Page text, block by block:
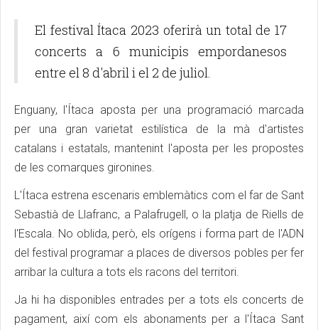
El festival Ítaca 2023 oferirà un total de 17
concerts a 6 municipis empordanesos
entre el 8 d'abril i el 2 de juliol.
Enguany, l'Ítaca aposta per una programació marcada
per una gran varietat estilística de la mà d'artistes
catalans i estatals, mantenint l'aposta per les propostes
de les comarques gironines.
L'Ítaca estrena escenaris emblemàtics com el far de Sant
Sebastià de Llafranc, a Palafrugell, o la platja de Riells de
l'Escala. No oblida, però, els orígens i forma part de l'ADN
del festival programar a places de diversos pobles per fer
arribar la cultura a tots els racons del territori.
Ja hi ha disponibles entrades per a tots els concerts de
pagament, així com els abonaments per a l'Ítaca Sant